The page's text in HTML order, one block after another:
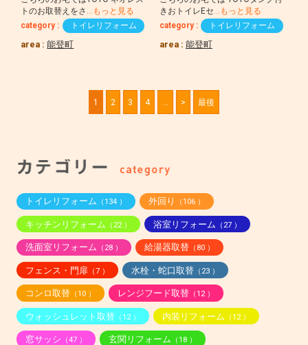
トのお取替えをさ …もっと見る
category :
トイレリフォーム
area :能登町
きおトイレEセ…もっと見る
category :
トイレリフォーム
area :能登町
1 2 3 4 > 最後
トイレリフォーム （134 ） 外回り （106 ）
キッチンリフォーム （22 ） 浴室リフォーム （27 ）
洗面室リフォーム （28 ） 給湯器取替（80 ）
フェンス・門扉（7 ） 水栓・蛇口取替（23 ）
コンロ取替（10 ） レンジフード取替（12 ）
ウォッシュレット取替（12 ） 内装リフォーム （12 ）
窓サッシ （47 ） 玄関リフォーム （18 ）